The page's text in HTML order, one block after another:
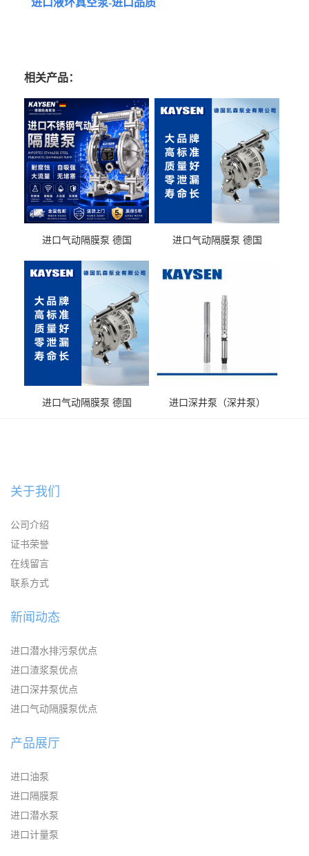
进口液环真空泵-进口品质
相关产品：
进口气动隔膜泵 德国
送气动泵
进口气动隔膜泵 德国
输送
进口气动隔膜泵 德国
进口深井泵（深井泵）
关于我们
公司介绍
证书荣誉
在线留言
联系方式
新闻动态
进口潜水排污泵优点
进口渣浆泵优点
进口深井泵优点
进口气动隔膜泵优点
产品展厅
进口油泵
进口隔膜泵
进口潜水泵
进口计量泵